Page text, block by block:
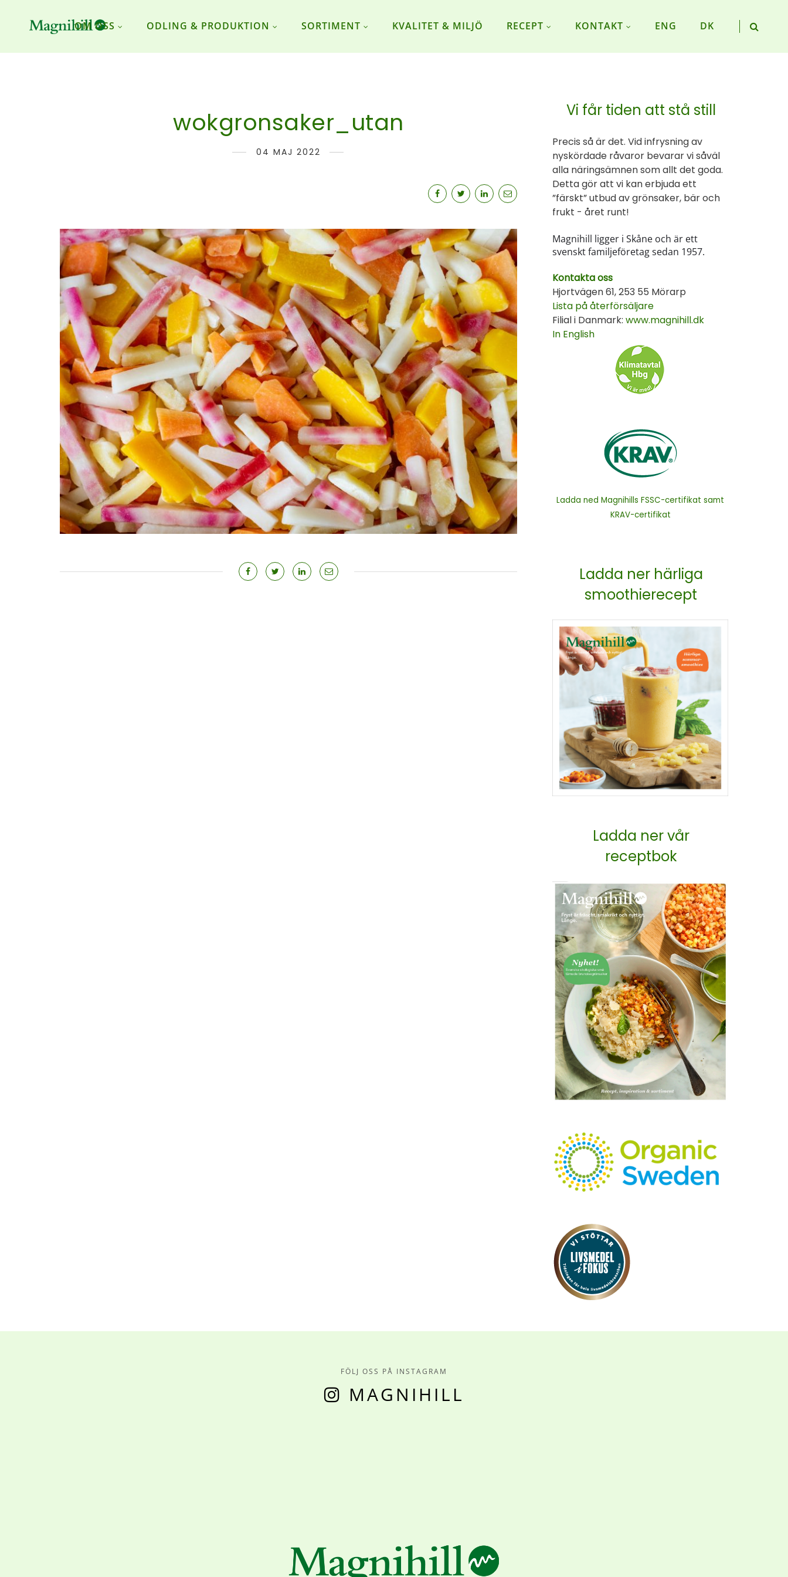
OM OSS ODLING & PRODUKTION SORTIMENT KVALITET & MILJÖ RECEPT KONTAKT ENG DK
wokgronsaker_utan
04 MAJ 2022
Vi får tiden att stå still
Precis så är det. Vid infrysning av
nyskördade råvaror bevarar vi såväl
alla näringsämnen som allt det goda.
Detta gör att vi kan erbjuda ett
”färskt” utbud av grönsaker, bär och
frukt - året runt!
Magnihill ligger i Skåne och är ett
svenskt familjeföretag sedan 1957.
Kontakta oss
Hjortvägen 61, 253 55 Mörarp
Lista på återförsäljare
Filial i Danmark: www.magnihill.dk
In English
Ladda ned Magnihills FSSC-certifikat samt
KRAV-certifikat
Ladda ner härliga
smoothierecept
Ladda ner vår
receptbok
FÖLJ OSS PÅ INSTAGRAM
MAGNIHILL